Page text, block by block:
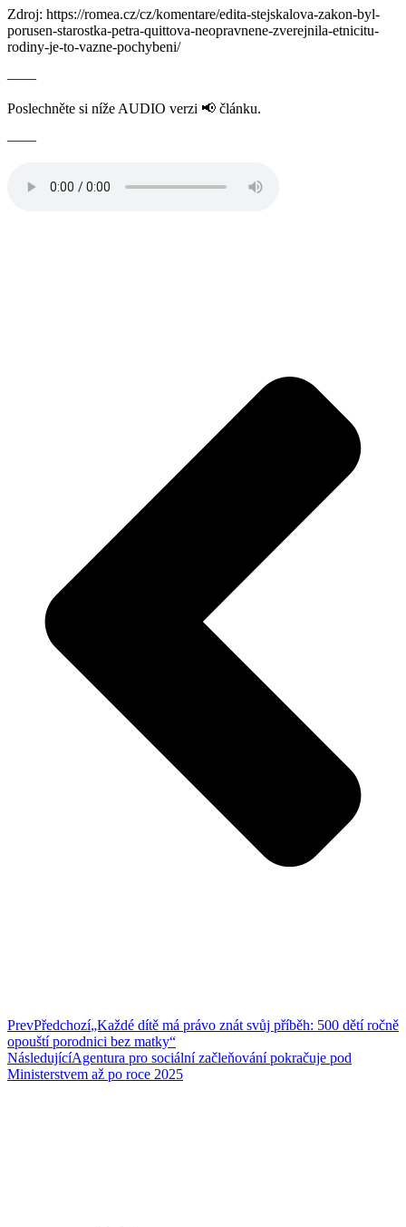
Zdroj: https://romea.cz/cz/komentare/edita-stejskalova-zakon-byl-
porusen-starostka-petra-quittova-neopravnene-zverejnila-etnicitu-
rodiny-je-to-vazne-pochybeni/
——
Poslechněte si níže AUDIO verzi 📢 článku.
——
PrevPředchozí„Každé dítě má právo znát svůj příběh: 500 dětí ročně
opouští porodnici bez matky“
NásledujícíAgentura pro sociální začleňování pokračuje pod
Ministerstvem až po roce 2025